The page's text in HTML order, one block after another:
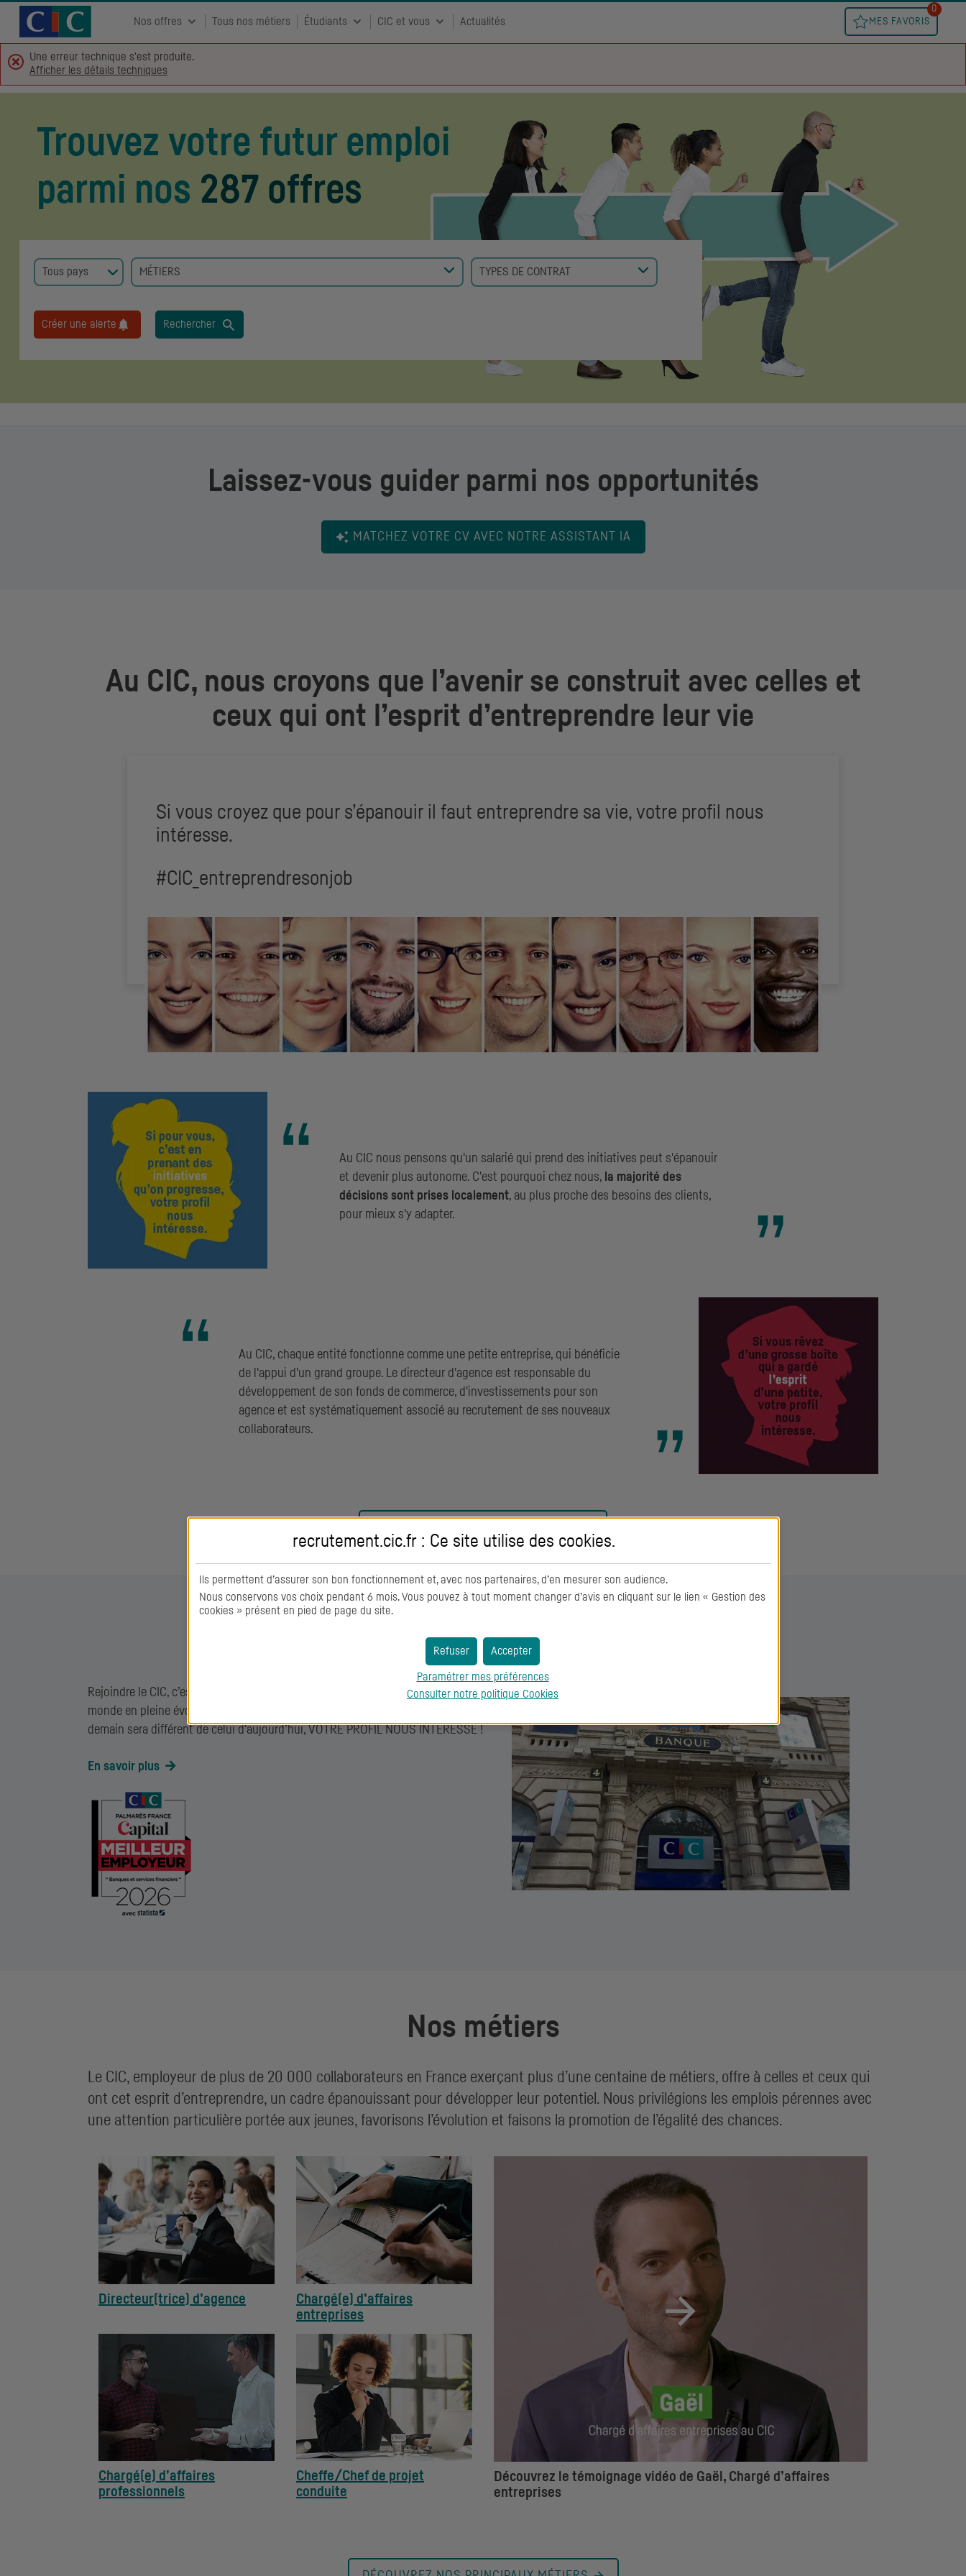
Accueil CIC Recrutement
Nos offres Tous nos métiers Étudiants CIC et vous Actualités MES FAVORIS
0
Une erreur technique s'est produite.
Afficher les détails techniques
Trouvez votre futur emploi
parmi nos 287 offres
MÉTIERS
TYPES DE CONTRAT
Créer une alerte Rechercher
Laissez-vous guider parmi nos opportunités
MATCHEZ VOTRE CV AVEC NOTRE ASSISTANT IA
Au CIC, nous croyons que l’avenir se construit avec celles et
ceux qui ont l’esprit d’entreprendre leur vie
Si vous croyez que pour s’épanouir il faut entreprendre sa vie, votre profil nous
intéresse.
#CIC_entreprendresonjob
Au CIC nous pensons qu'un salarié qui prend des initiatives peut s'épanouir
et devenir plus autonome. C'est pourquoi chez nous, la majorité des
décisions sont prises localement, au plus proche des besoins des clients,
pour mieux s'y adapter.
Au CIC, chaque entité fonctionne comme une petite entreprise, qui bénéficie
de l'appui d'un grand groupe. Le directeur d'agence est responsable du
développement de son fonds de commerce, d'investissements pour son
agence et est systématiquement associé au recrutement de ses nouveaux
collaborateurs.
Qui sommes-nous ?
Rejoindre le CIC, c’est choisir de participer à la construction d’un nouveau
monde en pleine évolution. Si vous croyez que le métier de la banque de
demain sera différent de celui d'aujourd’hui, VOTRE PROFIL NOUS INTÉRESSE !
En savoir plus
Nos métiers
Le CIC, employeur de plus de 20 000 collaborateurs en France exerçant plus d’une centaine de métiers, offre à celles et ceux qui
ont cet esprit d’entreprendre, un cadre épanouissant pour développer leur potentiel. Nous privilégions les emplois pérennes avec
une attention particulière portée aux jeunes, favorisons l’évolution et faisons la promotion de l’égalité des chances.
Directeur(trice) d’agence
Chargé(e) d’affaires
entreprises
Chargé(e) d’affaires
professionnels
Cheffe/Chef de projet
conduite
Découvrez le témoignage vidéo de Gaël, Chargé d’affaires
entreprises
recrutement.cic.fr : Ce site utilise des cookies.
Ils permettent d’assurer son bon fonctionnement et, avec nos partenaires, d’en mesurer son audience.
Nous conservons vos choix pendant 6 mois. Vous pouvez à tout moment changer d’avis en cliquant sur le lien « Gestion des
cookies » présent en pied de page du site.
Accepter
Refuser
Paramétrer mes préférences
Consulter notre politique Cookies